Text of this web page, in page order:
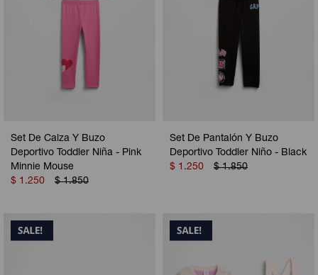
Set De Calza Y Buzo
Deportivo Toddler Niña - Pink
Minnie Mouse
$ 1.250 $ 1.850
Set De Pantalón Y Buzo
Deportivo Toddler Niño - Black
$ 1.250 $ 1.850